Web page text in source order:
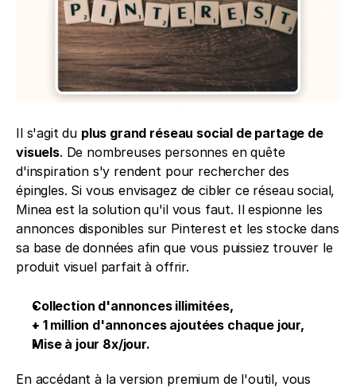
Il s'agit du plus grand réseau social de partage de
visuels. De nombreuses personnes en quête
d'inspiration s'y rendent pour rechercher des
épingles. Si vous envisagez de cibler ce réseau social,
Minea est la solution qu'il vous faut. Il espionne les
annonces disponibles sur Pinterest et les stocke dans
sa base de données afin que vous puissiez trouver le
produit visuel parfait à offrir.
Collection d'annonces illimitées,
+ 1 million d'annonces ajoutées chaque jour,
Mise à jour 8x/jour.
En accédant à la version premium de l'outil, vous